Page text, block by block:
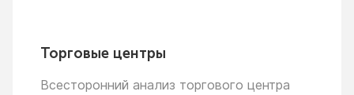
Торговые центры
Всесторонний анализ торгового центра